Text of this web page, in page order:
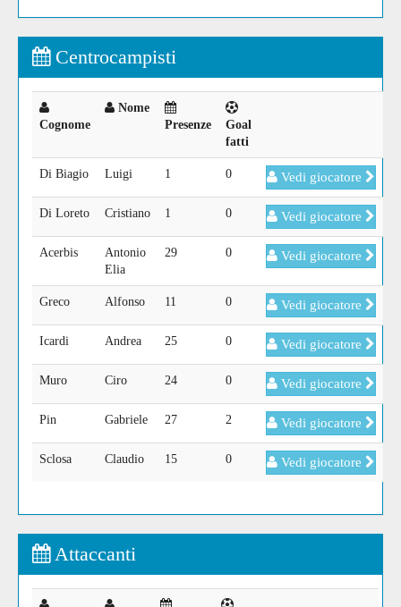
Centrocampisti
Cognome
Nome
Presenze
Goal
fatti
Di Biagio Luigi 1 0 Vedi giocatore
Di Loreto Cristiano 1 0 Vedi giocatore
Acerbis
Antonio
Elia
29 0 Vedi giocatore
Greco Alfonso 11 0 Vedi giocatore
Icardi Andrea 25 0 Vedi giocatore
Muro Ciro 24 0 Vedi giocatore
Pin Gabriele 27 2 Vedi giocatore
Sclosa Claudio 15 0 Vedi giocatore
Attaccanti